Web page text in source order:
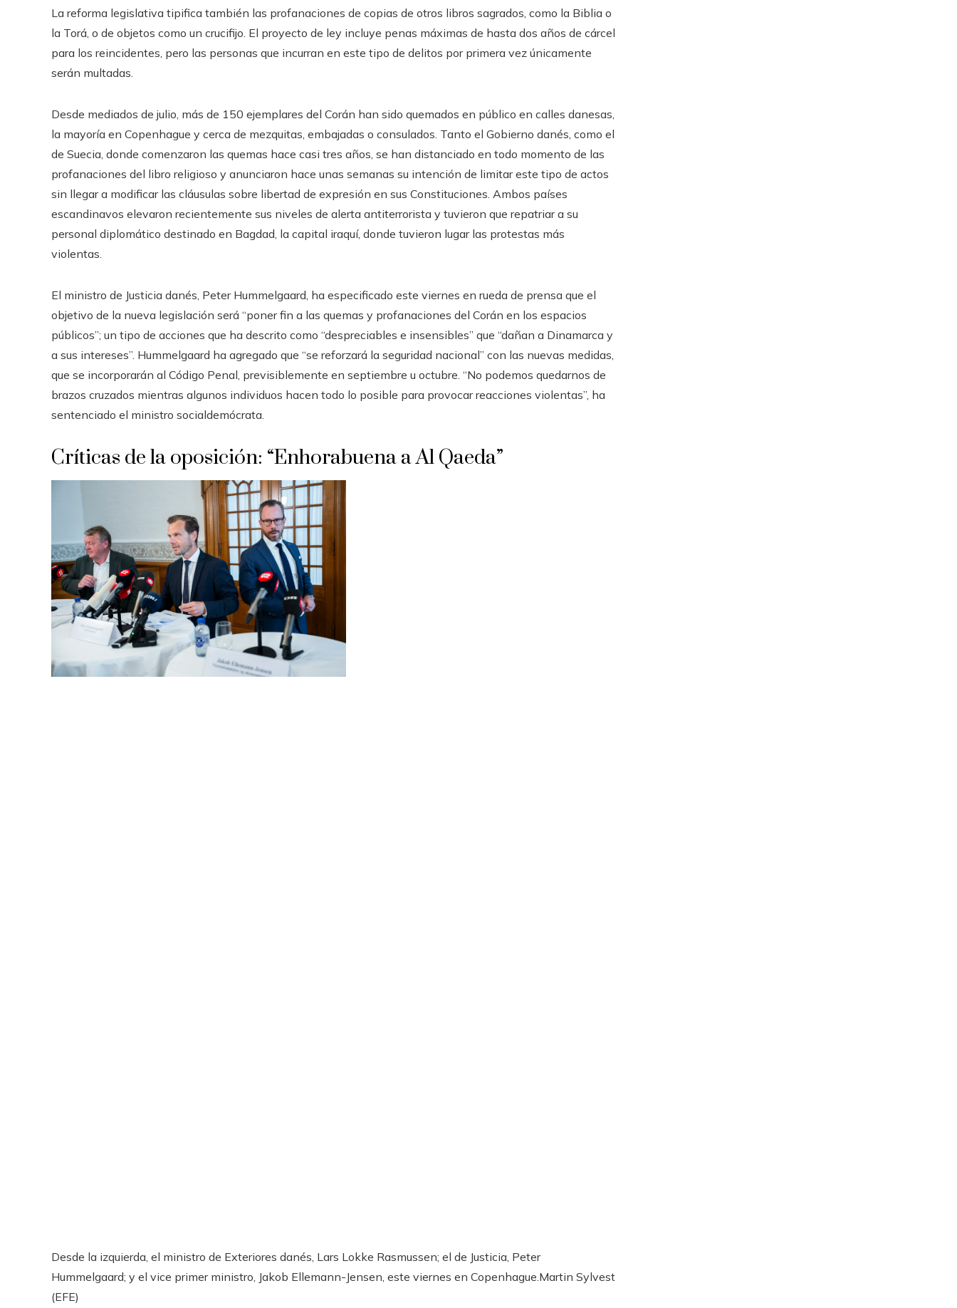
La reforma legislativa tipifica también las profanaciones de copias de otros libros sagrados, como la Biblia o
la Torá, o de objetos como un crucifijo. El proyecto de ley incluye penas máximas de hasta dos años de cárcel
para los reincidentes, pero las personas que incurran en este tipo de delitos por primera vez únicamente
serán multadas.
Desde mediados de julio, más de 150 ejemplares del Corán han sido quemados en público en calles danesas,
la mayoría en Copenhague y cerca de mezquitas, embajadas o consulados. Tanto el Gobierno danés, como el
de Suecia, donde comenzaron las quemas hace casi tres años, se han distanciado en todo momento de las
profanaciones del libro religioso y anunciaron hace unas semanas su intención de limitar este tipo de actos
sin llegar a modificar las cláusulas sobre libertad de expresión en sus Constituciones. Ambos países
escandinavos elevaron recientemente sus niveles de alerta antiterrorista y tuvieron que repatriar a su
personal diplomático destinado en Bagdad, la capital iraquí, donde tuvieron lugar las protestas más
violentas.
El ministro de Justicia danés, Peter Hummelgaard, ha especificado este viernes en rueda de prensa que el
objetivo de la nueva legislación será “poner fin a las quemas y profanaciones del Corán en los espacios
públicos”; un tipo de acciones que ha descrito como “despreciables e insensibles” que “dañan a Dinamarca y
a sus intereses”. Hummelgaard ha agregado que “se reforzará la seguridad nacional” con las nuevas medidas,
que se incorporarán al Código Penal, previsiblemente en septiembre u octubre. “No podemos quedarnos de
brazos cruzados mientras algunos individuos hacen todo lo posible para provocar reacciones violentas”, ha
sentenciado el ministro socialdemócrata.
Críticas de la oposición: “Enhorabuena a Al Qaeda”
Desde la izquierda, el ministro de Exteriores danés, Lars Lokke Rasmussen; el de Justicia, Peter
Hummelgaard; y el vice primer ministro, Jakob Ellemann-Jensen, este viernes en Copenhague.Martin Sylvest
(EFE)